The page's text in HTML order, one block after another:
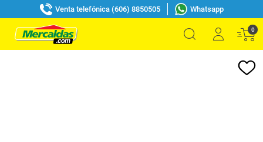
Venta telefónica (606) 8850505 Whatsapp
0